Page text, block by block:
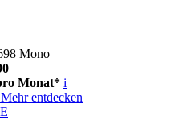
Mono
Monat* i
Mehr entdecken